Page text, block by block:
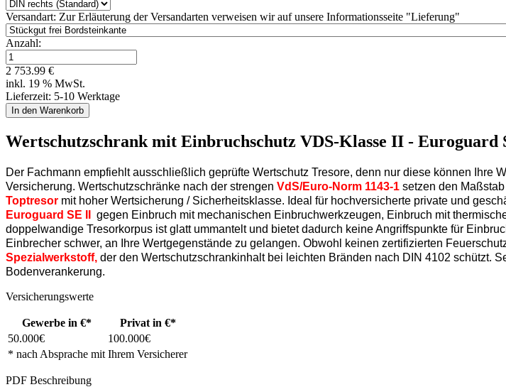
Versandart: Zur Erläuterung der Versandarten verweisen wir auf unsere Informationsseite "Lieferung"
Anzahl:
2 753.99 €
inkl. 19 % MwSt.
Lieferzeit: 5-10 Werktage
Wertschutzschrank mit Einbruchschutz VDS-Klasse II - Euroguard
Der Fachmann empfiehlt ausschließlich geprüfte Wertschutz Tresore, denn nur diese können
Versicherung. Wertschutzschränke nach der strengen VdS/Euro-Norm 1143-1 setzen den
Toptresor mit hoher Wertsicherung / Sicherheitsklasse. Ideal für hochversicherte private und
Euroguard SE II
gegen Einbruch mit mechanischen Einbruchwerkzeugen, Einbruch mit
doppelwandige Tresorkorpus ist glatt ummantelt und bietet dadurch keine Angriffspunkte für
Einbrecher schwer, an Ihre Wertgegenstände zu gelangen. Obwohl keinen zertifizierten
Spezialwerkstoff, der den Wertschutzschrankinhalt bei leichten Bränden nach DIN 4102 schützt.
Bodenverankerung.
Versicherungswerte
Gewerbe in €* Privat in €*
* nach Absprache mit Ihrem Versicherer
50.000€ 100.000€
PDF Beschreibung